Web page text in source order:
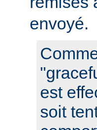
envoyé.
est
soit